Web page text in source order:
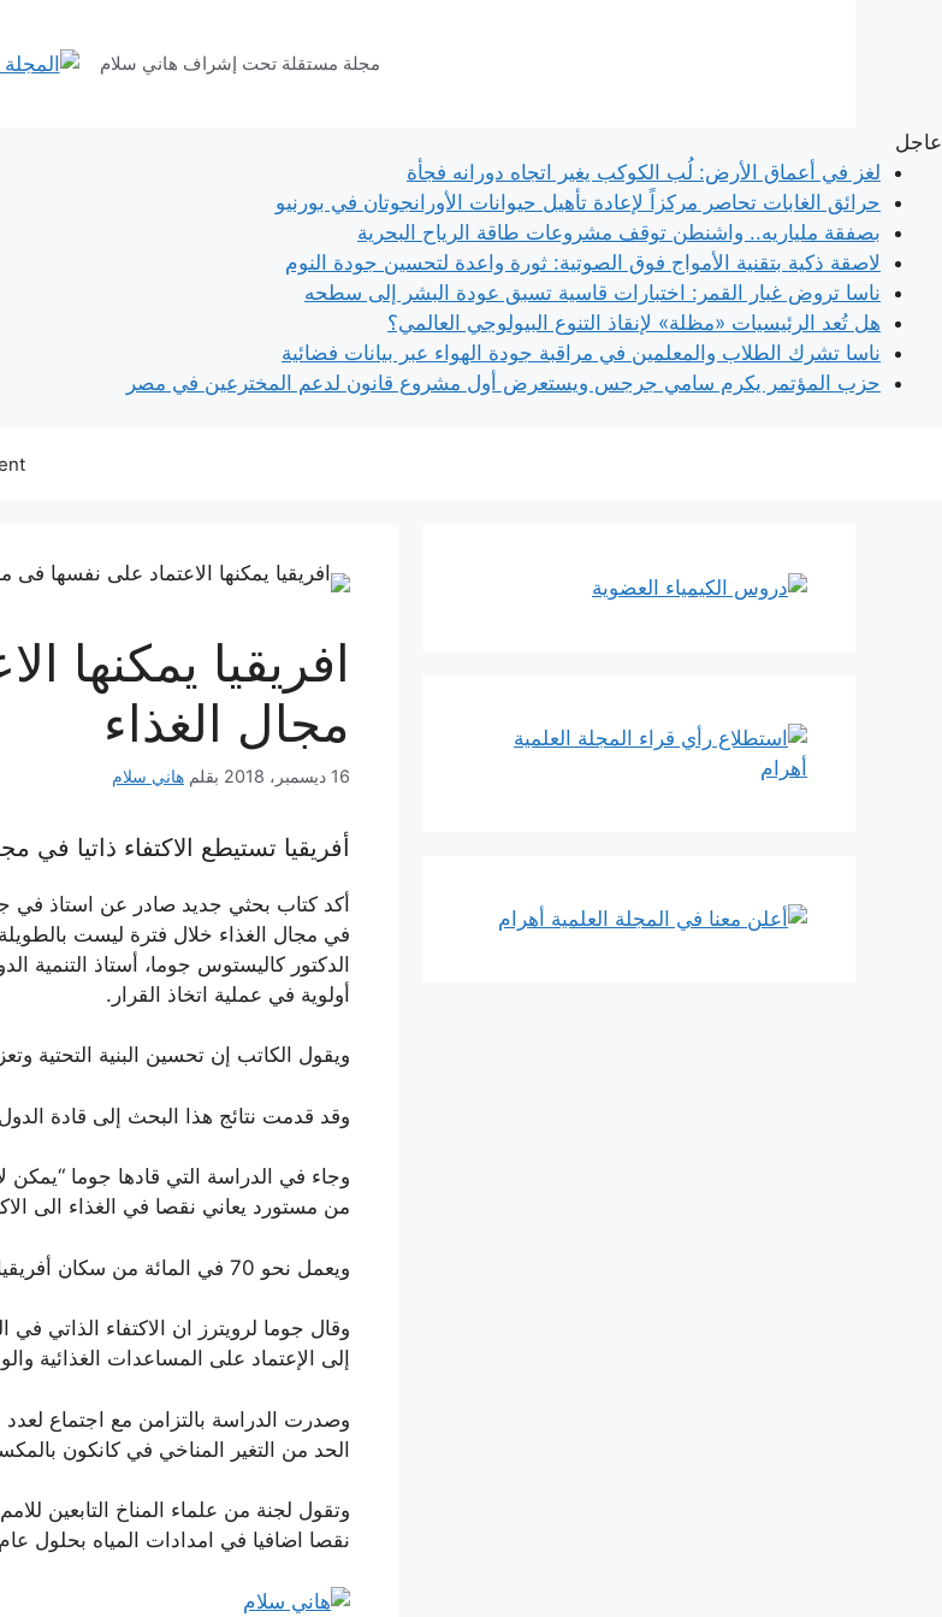
مجلة مستقلة تحت إشراف هاني سلام
عاجل
لغز في أعماق الأرض: لُب الكوكب يغير اتجاه دورانه فجأة
حرائق الغابات تحاصر مركزاً لإعادة تأهيل حيوانات الأورانجوتان في بورنيو
بصفقة ملياريه.. واشنطن توقف مشروعات طاقة الرياح البحرية
لاصقة ذكية بتقنية الأمواج فوق الصوتية: ثورة واعدة لتحسين جودة النوم
ناسا تروض غبار القمر: اختبارات قاسية تسبق عودة البشر إلى سطحه
هل تُعد الرئيسيات «مظلة» لإنقاذ التنوع البيولوجي العالمي؟
ناسا تشرك الطلاب والمعلمين في مراقبة جودة الهواء عبر بيانات فضائية
حزب المؤتمر يكرم سامي جرجس ويستعرض أول مشروع قانون لدعم المخترعين في مصر
افريقيا يمكنها
مجال الغذاء
16 ديسمبر، 2018 بقلم هاني سلام
أفريقيا تستيطع الاكتفاء ذاتيا في
أكد كتاب بحثي جديد صادر عن استاذ في
في مجال الغذاء خلال فترة ليست
الدكتور كاليستوس جوما، أستاذ التنمية
أولوية في عملية اتخاذ القرار.
ويقول الكاتب إن تحسين البنية التحتية
وقد قدمت نتائج هذا البحث إلى قادة
وجاء في الدراسة التي قادها جوما “يمكن
من مستورد يعاني نقصا في الغذاء الى
ويعمل نحو 70 في المائة من سكان أفريقيا في قطاع الزراعة لكن نحو 250 مليونا يعانون نقصا في التغذية.
وقال جوما لرويترز ان الاكتفاء الذاتي
إلى الإعتماد على المساعدات الغذائية
وصدرت الدراسة بالتزامن مع اجتماع
الحد من التغير المناخي في كانكون
نقصا اضافيا في امدادات المياه بحلول عام 2020 .